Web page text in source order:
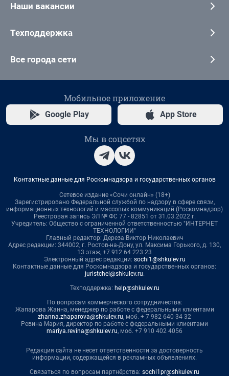
Наши вакансии
Техподдержка
Все города сети
Мобильное приложение
Google Play App Store
Мы в соцсетях
Контактные данные для Роскомнадзора и государственных органов
Сетевое издание «Сочи онлайн» (18+)
Зарегистрировано Федеральной службой по надзору в сфере связи,
информационных технологий и массовых коммуникаций (Роскомнадзор)
Реестровая запись ЭЛ № ФС 77 - 82851 от 31.03.2022 г.
Учредитель: Общество с ограниченной ответственностью "ИНТЕРНЕТ
ТЕХНОЛОГИИ"
Главный редактор: Дереза Виктор Николаевич
Адрес редакции: 344002, г. Ростов-на-Дону, ул. Максима Горького, д. 130,
13 этаж, +7 912 64 223 23
Электронный адрес редакции: sochi1@shkulev.ru
Контактные данные для Роскомнадзора и государственных органов:
juristchel@shkulev.ru.
Техподдержка: help@shkulev.ru
По вопросам коммерческого сотрудничества:
Жапарова Жанна, менеджер по работе с федеральными клиентами
zhanna.zhaparova@shkulev.ru, моб. + 7 982 640 34 32
Ревина Мария, директор по работе с федеральными клиентами
mariya.revina@shkulev.ru, моб. +7 910 402 4056
Редакция сайта не несет ответственности за достоверность
информации, содержащейся в рекламных объявлениях.
Связаться по вопросам партнёрства: sochi1pr@shkulev.ru